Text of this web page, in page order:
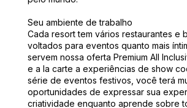
Seu ambiente de trabalho
Cada resort tem vários restaurantes e
voltados para eventos quanto mais
servem nossa oferta Premium All
e a la carte a experiências de show
série de eventos festivos, você terá
oportunidades de expressar sua
criatividade enquanto aprende sobre